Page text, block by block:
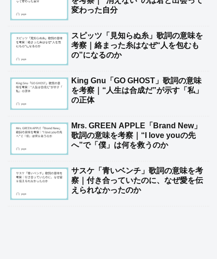
変わった自分
スピッツ「見知らぬ糸」歌詞の意味を
考察｜絡まった糸はなぜ“人を包むも
の”になるのか
King Gnu「GO GHOST」歌詞の意味
を考察｜“人生は合成だ”が示す「私」
の正体
Mrs. GREEN APPLE「Brand New」
歌詞の意味を考察｜“I love youの先
へ”で「僕」は何を救うのか
サスケ「青いベンチ」歌詞の意味を考
察｜付き合っていたのに、なぜ愛を伝
えられなかったのか